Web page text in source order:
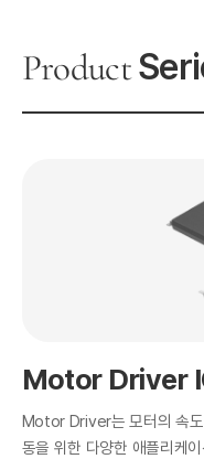
Product
Motor Driver
Motor Driver는 모터의 속도
동을 위한 다양한 애플리케